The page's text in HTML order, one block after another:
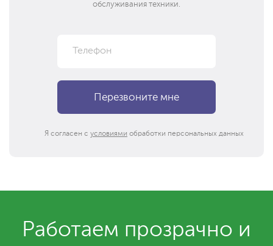
обслуживания техники.
Я согласен с условиями обработки персональных данных
Работаем прозрачно и